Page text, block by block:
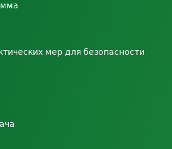
мер для безопасности